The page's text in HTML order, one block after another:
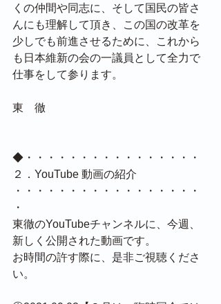
くの仲間や同志に、そして国民の皆さ
んにも理解して頂き、この国の改革を
少しでも前進させるために、これから
も日本維新の会の一議員として全力で
仕事をして参ります。
東　徹
◆・・・・・・・・・・・・・・・・
２．YouTube 動画の紹介
・・・・・・・・・・・・・・・・・
・
東徹のYouTubeチャンネルに、今週、
新しく公開された動画です。
お時間の許す際に、是非ご視聴くださ
い。